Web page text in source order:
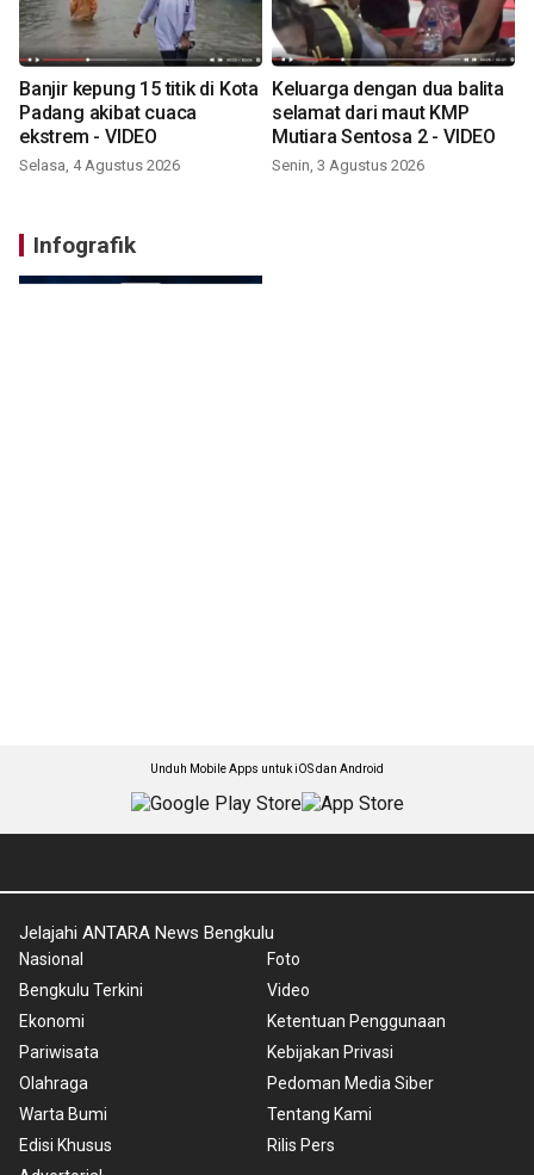
Banjir kepung 15 titik di Kota
Padang akibat cuaca
ekstrem - VIDEO
Selasa, 4 Agustus 2026
Keluarga dengan dua balita
selamat dari maut KMP
Mutiara Sentosa 2 - VIDEO
Senin, 3 Agustus 2026
Infografik
Unduh Mobile Apps untuk iOS dan Android
Jelajahi ANTARA News Bengkulu
Nasional
Bengkulu Terkini
Ekonomi
Pariwisata
Olahraga
Warta Bumi
Edisi Khusus
Foto
Video
Ketentuan Penggunaan
Kebijakan Privasi
Pedoman Media Siber
Tentang Kami
Rilis Pers